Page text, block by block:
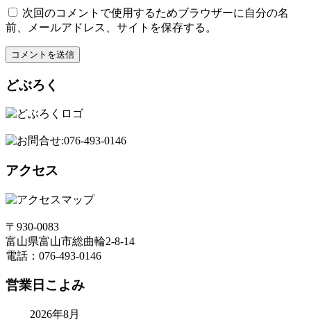
次回のコメントで使用するためブラウザーに自分の名
前、メールアドレス、サイトを保存する。
どぶろく
アクセス
〒930-0083
富山県富山市総曲輪2-8-14
電話：076-493-0146
営業日こよみ
2026年8月